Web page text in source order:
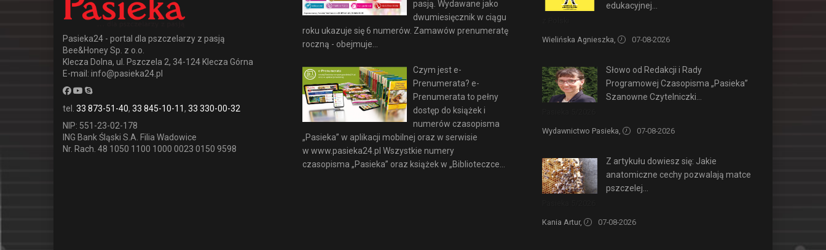
Pasieka24 - portal dla pszczelarzy z pasją
Bee&Honey Sp. z o.o.
Klecza Dolna, ul. Pszczela 2, 34-124 Klecza Górna
E-mail: info@pasieka24.pl
tel. 33 873-51-40, 33 845-10-11, 33 330-00-32
NIP: 551-23-02-178
ING Bank Śląski S.A. Filia Wadowice
Nr. Rach. 48 1050 1100 1000 0023 0150 9598
pasją. Wydawane jako
dwumiesięcznik w ciągu
roku ukazuje się 6 numerów. Zamawów prenumeratę
roczną - obejmuje...
Czym jest e-
Prenumerata? e-
Prenumerata to pełny
dostęp do książek i
numerów czasopisma
„Pasieka” w aplikacji mobilnej oraz w serwisie
w www.pasieka24.pl Wszystkie numery
czasopisma „Pasieka” oraz książek w „Biblioteczce...
edukacyjnej...
Wielińska Agnieszka, 07-08-2026
Słowo od Redakcji i Rady
Programowej Czasopisma „Pasieka”
Szanowne Czytelniczki...
Wydawnictwo Pasieka, 07-08-2026
Z artykułu dowiesz się: Jakie
anatomiczne cechy pozwalają matce
pszczelej...
Kania Artur, 07-08-2026